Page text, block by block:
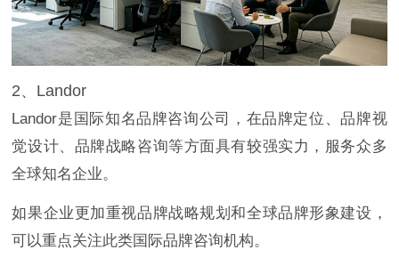
2、Landor
Landor是国际知名品牌咨询公司，在品牌定位、品牌视
觉设计、品牌战略咨询等方面具有较强实力，服务众多
全球知名企业。
如果企业更加重视品牌战略规划和全球品牌形象建设，
可以重点关注此类国际品牌咨询机构。